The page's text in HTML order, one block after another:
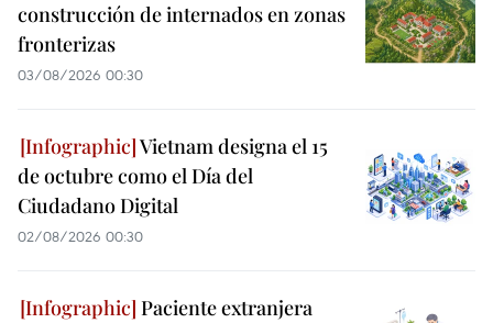
construcción de internados en zonas
fronterizas
03/08/2026 00:30
Vietnam designa el 15
de octubre como el Día del
Ciudadano Digital
02/08/2026 00:30
Paciente extranjera